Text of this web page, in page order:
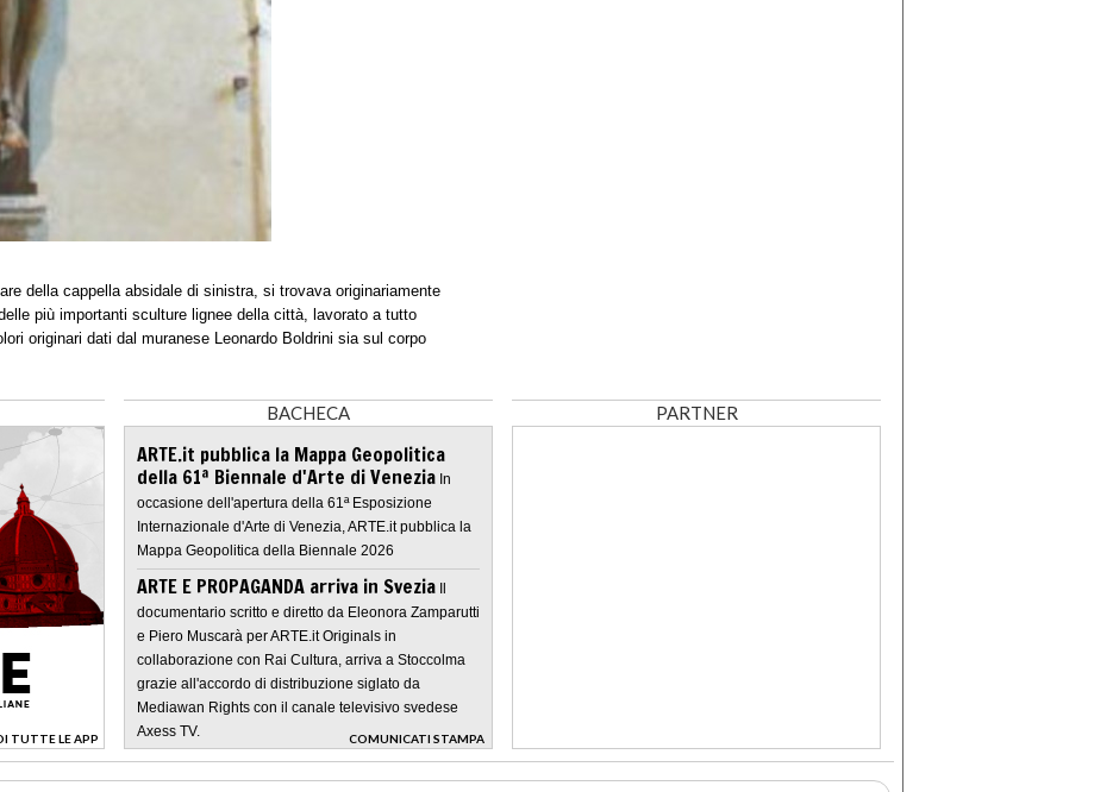
della cappella absidale di sinistra, si trovava originariamente
più importanti sculture lignee della città, lavorato a tutto
originari dati dal muranese Leonardo Boldrini sia sul corpo
TUTTE LE APP
BACHECA
ARTE.it pubblica la Mappa Geopolitica
della 61ª Biennale d'Arte di Venezia In
occasione dell'apertura della 61ª Esposizione
Internazionale d'Arte di Venezia, ARTE.it pubblica la
Mappa Geopolitica della Biennale 2026
ARTE E PROPAGANDA arriva in Svezia Il
documentario scritto e diretto da Eleonora Zamparutti
e Piero Muscarà per ARTE.it Originals in
collaborazione con Rai Cultura, arriva a Stoccolma
grazie all'accordo di distribuzione siglato da
Mediawan Rights con il canale televisivo svedese
Axess TV.
COMUNICATI STAMPA
>
PARTNER